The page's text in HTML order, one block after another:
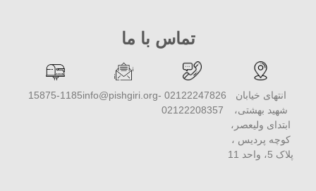
تماس با ما
انتهای خیابان
شهید بهشتی،
ابتدای ولیعصر،
کوچه پردیس ،
پلاک 5، واحد 11
02122247826 -
02122208357
info@pishgiri.org
15875-1185